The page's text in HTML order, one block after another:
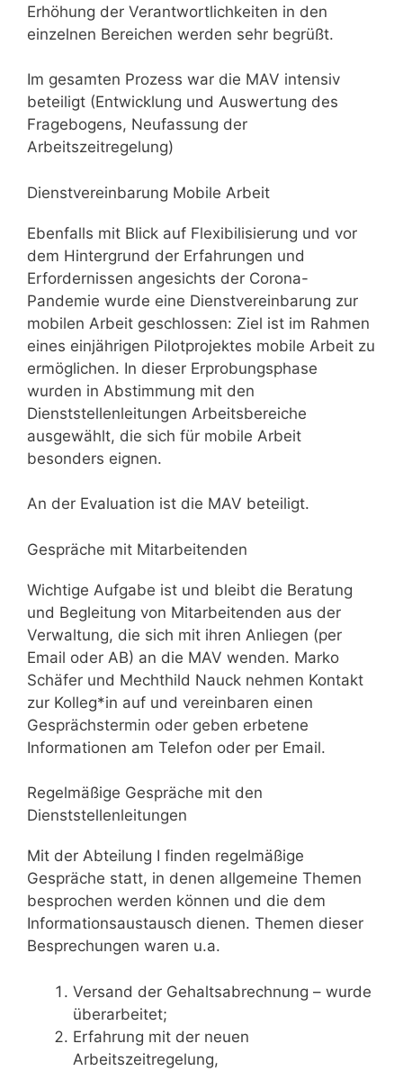
Erhöhung der Verantwortlichkeiten in den
einzelnen Bereichen werden sehr begrüßt.
Im gesamten Prozess war die MAV intensiv
beteiligt (Entwicklung und Auswertung des
Fragebogens, Neufassung der
Arbeitszeitregelung)
Dienstvereinbarung Mobile Arbeit
Ebenfalls mit Blick auf Flexibilisierung und vor
dem Hintergrund der Erfahrungen und
Erfordernissen angesichts der Corona-
Pandemie wurde eine Dienstvereinbarung zur
mobilen Arbeit geschlossen: Ziel ist im Rahmen
eines einjährigen Pilotprojektes mobile Arbeit zu
ermöglichen. In dieser Erprobungsphase
wurden in Abstimmung mit den
Dienststellenleitungen Arbeitsbereiche
ausgewählt, die sich für mobile Arbeit
besonders eignen.
An der Evaluation ist die MAV beteiligt.
Gespräche mit Mitarbeitenden
Wichtige Aufgabe ist und bleibt die Beratung
und Begleitung von Mitarbeitenden aus der
Verwaltung, die sich mit ihren Anliegen (per
Email oder AB) an die MAV wenden. Marko
Schäfer und Mechthild Nauck nehmen Kontakt
zur Kolleg*in auf und vereinbaren einen
Gesprächstermin oder geben erbetene
Informationen am Telefon oder per Email.
Regelmäßige Gespräche mit den
Dienststellenleitungen
Mit der Abteilung I finden regelmäßige
Gespräche statt, in denen allgemeine Themen
besprochen werden können und die dem
Informationsaustausch dienen. Themen dieser
Besprechungen waren u.a.
Versand der Gehaltsabrechnung – wurde
überarbeitet;
Erfahrung mit der neuen
Arbeitszeitregelung,